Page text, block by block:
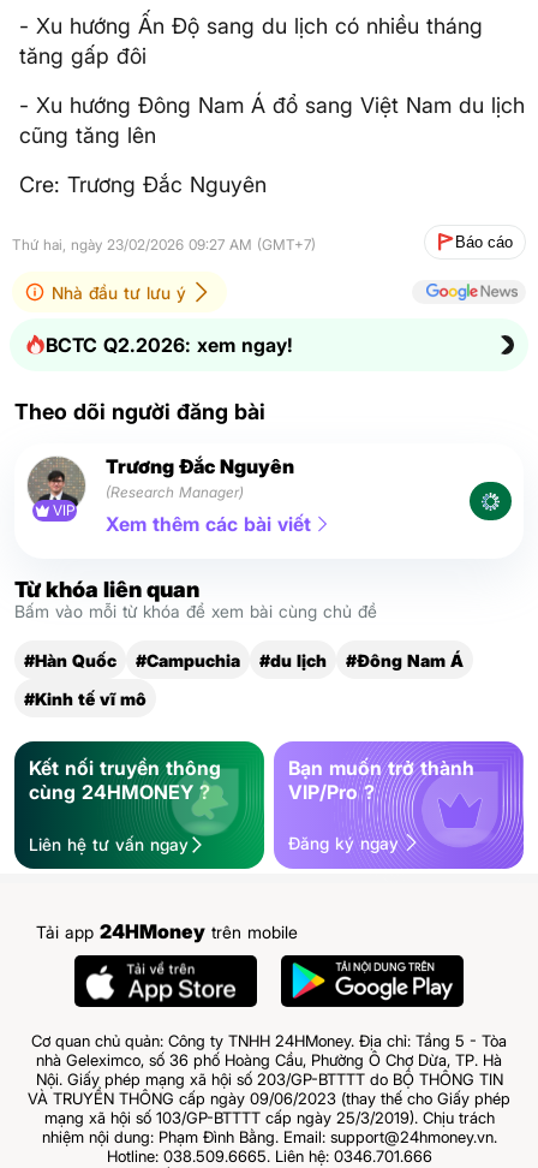
- Xu hướng Ấn Độ sang du lịch có nhiều tháng
tăng gấp đôi
- Xu hướng Đông Nam Á đổ sang Việt Nam du lịch
cũng tăng lên
Cre: Trương Đắc Nguyên
Thứ hai, ngày 23/02/2026 09:27 AM (GMT+7) Báo cáo
Nhà đầu tư lưu ý
BCTC Q2.2026: xem ngay!
Theo dõi người đăng bài
VIP
Trương Đắc Nguyên
(Research Manager)
Xem thêm các bài viết
Từ khóa liên quan
Bấm vào mỗi từ khóa để xem bài cùng chủ đề
#Hàn Quốc #Campuchia #du lịch
#Đông Nam Á
#Kinh tế vĩ mô
Kết nối truyền thông
cùng 24HMONEY ?
Liên hệ tư vấn ngay
Bạn muốn trở thành
VIP/Pro ?
Đăng ký ngay
Tải app 24HMoney trên mobile
Cơ quan chủ quản: Công ty TNHH 24HMoney. Địa chỉ: Tầng 5 - Tòa
nhà Geleximco, số 36 phố Hoàng Cầu, Phường Ô Chợ Dừa, TP. Hà
Nội. Giấy phép mạng xã hội số 203/GP-BTTTT do BỘ THÔNG TIN
VÀ TRUYỀN THÔNG cấp ngày 09/06/2023 (thay thế cho Giấy phép
mạng xã hội số 103/GP-BTTTT cấp ngày 25/3/2019). Chịu trách
nhiệm nội dung: Phạm Đình Bằng. Email: support@24hmoney.vn.
Hotline: 038.509.6665. Liên hệ: 0346.701.666